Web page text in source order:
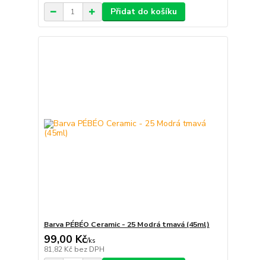
Přidat do košíku
Barva PÉBÉO Ceramic - 25 Modrá tmavá (45ml)
99,00 Kč/ks
81,82 Kč bez DPH